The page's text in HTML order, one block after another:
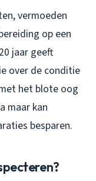
vermoeden
op een
jaar geeft
over de conditie
het blote oog
maar kan
besparen.